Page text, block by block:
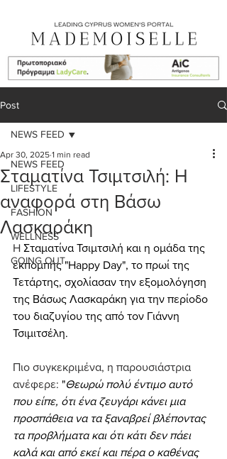
Post
NEWS FEED
LIFESTYLE
FASHION
WELLNESS
GOING OUT
NEWS FEED
Σταματίνα Τσιμτσιλή: Η
αναφορά στη Βάσω
Λασκαράκη
Apr 30, 2025 1 min read
H Σταματίνα Τσιμτσιλή και η ομάδα της
εκπομπής "Happy Day", το πρωί της
Τετάρτης, σχολίασαν την εξομολόγηση
της Βάσως Λασκαράκη για την περίοδο
του διαζυγίου της από τον Γιάννη
Τσιμιτσέλη.
Πιο συγκεκριμένα, η παρουσιάστρια
ανέφερε: "Θεωρώ πολύ έντιμο αυτό
που είπε, ότι ένα ζευγάρι κάνει μια
προσπάθεια να τα ξαναβρεί βλέποντας
τα προβλήματα και ότι κάτι δεν πάει
καλά και από εκεί και πέρα ο καθένας